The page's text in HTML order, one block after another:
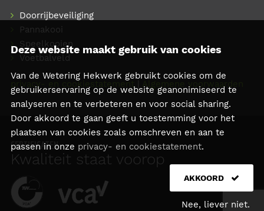
Doorrijbeveiliging
Pannakooi
Speelkooien
Voetbalveld
privacy- en cookiestatement| Algemene voorwaarden
CERTIFICATEN
Kwaliteit staat voorop
Deze website maakt gebruik van cookies
Van de Wetering Hekwerk gebruikt cookies om de
gebruikerservaring op de website geanonimiseerd te
analyseren en te verbeteren en voor social sharing.
Door akkoord te gaan geeft u toestemming voor het
plaatsen van cookies zoals omschreven en aan te
passen in onze privacy- en cookiestatement.
AKKOORD
Nee, liever niet.